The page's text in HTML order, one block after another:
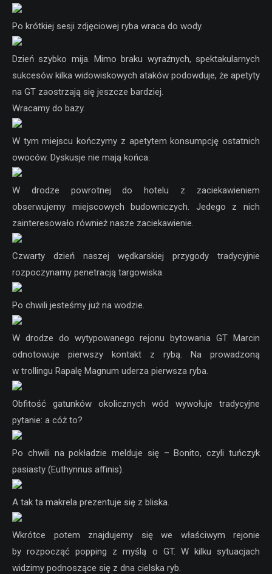
Po krótkiej sesji zdjęciowej ryba wraca do wody.
Dzień szybko mija. Mimo braku wyraźnych, spektakularnych
sukcesów kilka widowiskowych ataków podowduje, że apetyty
na GT zaostrzają się jeszcze bardziej.
Wracamy do bazy.
W tym miejscu kończymy z apetytem konsumpcję ostatnich
owoców. Dyskusje nie mają końca.
W drodze powrotnej do hotelu z zaciekawieniem
obserwujemy miejscowych budowniczych. Jedego z nich
zainteresowało również nasze zaciekawienie.
Czwarty dzień naszej wędkarskiej przygody tradycyjnie
rozpoczynamy penetracją targowiska.
Po chwili jesteśmy już na wodzie.
W drodze do wytypowanego rejonu bytowania GT Marcin
odnotowuje pierwszy kontakt z rybą. Na prowadzoną
w trollingu Rapalę Magnum uderza pierwsza ryba.
Obfitość gatunków okolicznych wód wywołuje tradycyjne
pytanie: a cóż to?
Po chwili na pokładzie melduje się – Bonito, czyli tuńczyk
pasiasty (Euthynnus affinis).
A tak ta makrela prezentuje się z bliska.
Wkrótce potem znajdujemy się we właściwym rejonie
by rozpocząć popping z myślą o GT. W kilku sytuacjach
widzimy podnoszące się z dna cielska ryb.